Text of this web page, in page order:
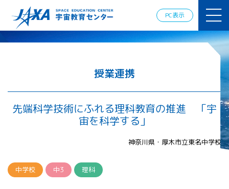
PC表示
ミー
ロスペース
情報の発
信
宇宙を活用
した教育実
践例
体験的学
習機会の
提供（国
授業連携
先端科学技術にふれる理科教育の推進 「宇
宙を科学する」
神奈川県・厚木市立東名中学校
中学校 中3 理科